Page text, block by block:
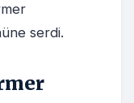
serdi.